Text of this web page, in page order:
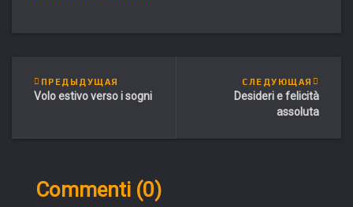
ПРЕДЫДУЩАЯ
Volo estivo verso i sogni
СЛЕДУЮЩАЯ
Desideri e felicità
assoluta
Commenti (0)